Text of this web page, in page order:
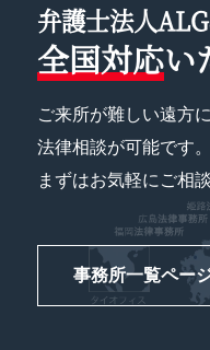
弁護士法人
全国対応い
ご来所が難しい遠方
法律相談が可能です。
まずはお気軽にご相
事務所一覧ペー